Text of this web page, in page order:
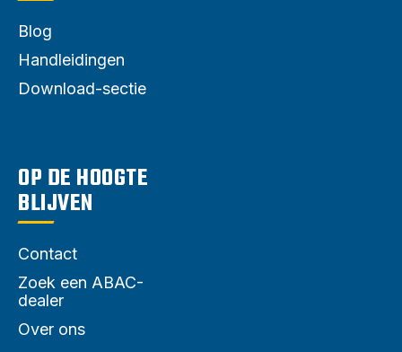
Blog
Handleidingen
Download-sectie
OP DE HOOGTE
BLIJVEN
Contact
Zoek een ABAC-
dealer
Over ons